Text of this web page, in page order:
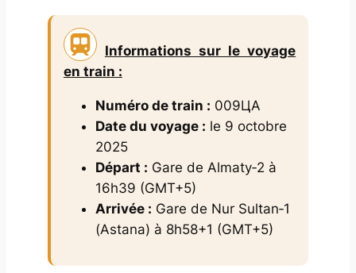
Informations sur le voyage
en train :
Numéro de train : 009ЦА
Date du voyage : le 9 octobre
2025
Départ : Gare de Almaty‑2 à
16h39 (GMT+5)
Arrivée : Gare de Nur Sultan‑1
(Astana) à 8h58+1 (GMT+5)